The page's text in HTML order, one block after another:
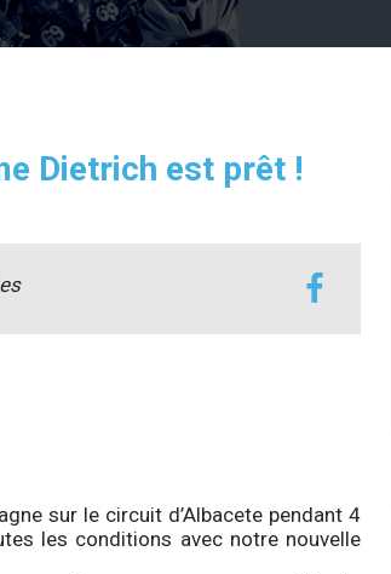
Dietrich est prêt !
sur le circuit d’Albacete pendant 4
les conditions avec notre nouvelle